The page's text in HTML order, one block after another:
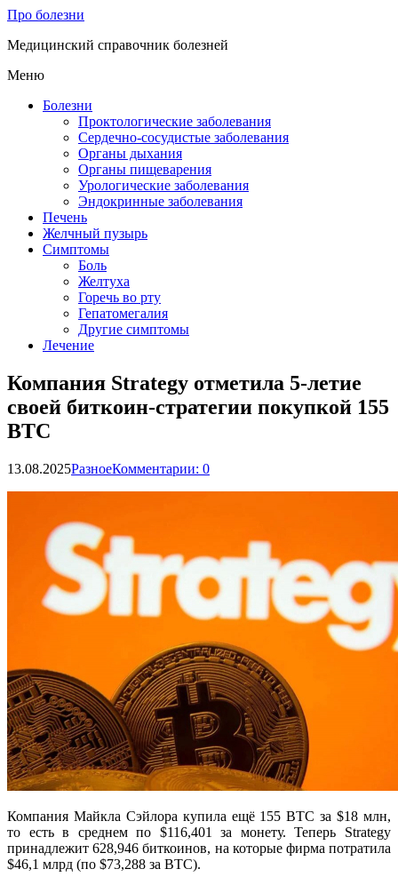
Про болезни
Медицинский справочник болезней
Меню
Болезни
Проктологические заболевания
Сердечно-сосудистые заболевания
Органы дыхания
Органы пищеварения
Урологические заболевания
Эндокринные заболевания
Печень
Желчный пузырь
Симптомы
Боль
Желтуха
Горечь во рту
Гепатомегалия
Другие симптомы
Лечение
Компания Strategy отметила 5-летие
своей биткоин-стратегии покупкой 155
BTC
13.08.2025РазноеКомментарии: 0
Компания Майкла Сэйлора купила ещё 155 BTC за $18 млн,
то есть в среднем по $116,401 за монету. Теперь Strategy
принадлежит 628,946 биткоинов, на которые фирма потратила
$46,1 млрд (по $73,288 за BTC).